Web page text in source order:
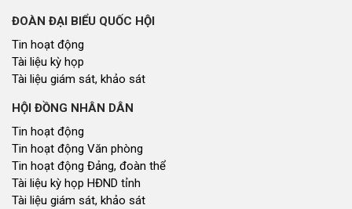
ĐOÀN ĐẠI BIỂU QUỐC HỘI
Tin hoạt động
Tài liệu kỳ họp
Tài liệu giám sát, khảo sát
HỘI ĐỒNG NHÂN DÂN
Tin hoạt động
Tin hoạt động Văn phòng
Tin hoạt động Đảng, đoàn thể
Tài liệu kỳ họp HĐND tỉnh
Tài liệu giám sát, khảo sát